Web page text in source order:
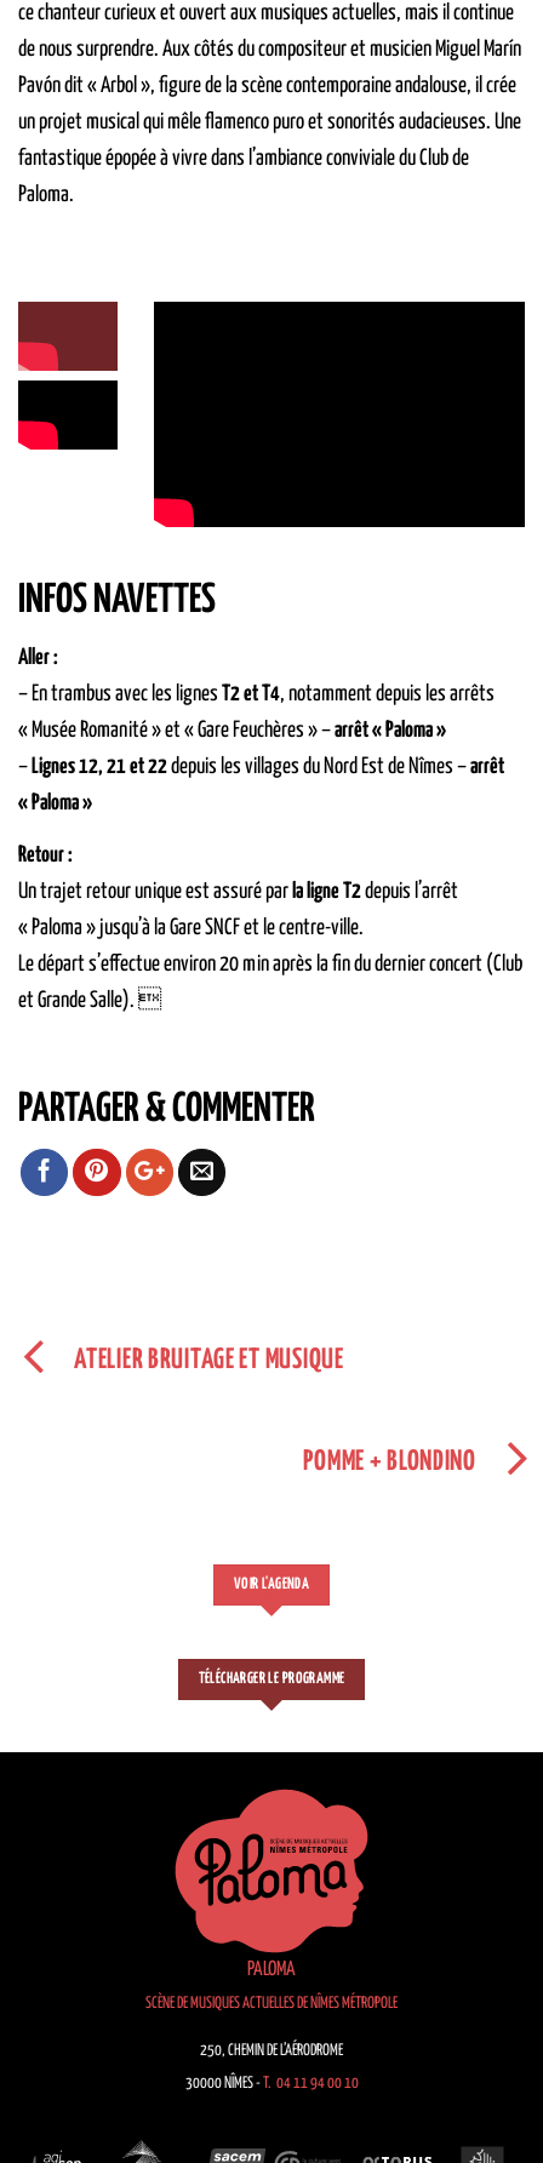
ce chanteur curieux et ouvert aux musiques actuelles, mais il continue
de nous surprendre. Aux côtés du compositeur et musicien Miguel Marín
Pavón dit « Arbol », figure de la scène contemporaine andalouse, il crée
un projet musical qui mêle flamenco puro et sonorités audacieuses. Une
fantastique épopée à vivre dans l’ambiance conviviale du Club de
Paloma.
INFOS NAVETTES
Aller :
– En trambus avec les lignes T2 et T4, notamment depuis les arrêts
« Musée Romanité » et « Gare Feuchères » –arrêt « Paloma »
– Lignes 12, 21 et 22depuis les villages du Nord Est de Nîmes –arrêt
« Paloma »
Retour :
Un trajet retour unique est assuré par la ligne T2depuis l’arrêt
« Paloma » jusqu’à la Gare SNCF et le centre-ville.
Le départ s’effectue environ 20 min après la fin du dernier concert (Club
et Grande Salle). 
PARTAGER & COMMENTER
ATELIER BRUITAGE ET MUSIQUE
POMME + BLONDINO
VOIR L'AGENDA
TÉLÉCHARGER LE PROGRAMME
PALOMA
SCÈNE DE MUSIQUES ACTUELLES DE NÎMES MÉTROPOLE
250, CHEMIN DE L’AÉRODROME
30000 NÎMES - T. 04 11 94 00 10